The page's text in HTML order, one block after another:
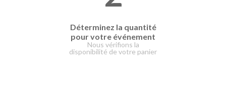
Déterminez la quantité
pour votre événement
Nous vérifions la
disponibilité de votre panier